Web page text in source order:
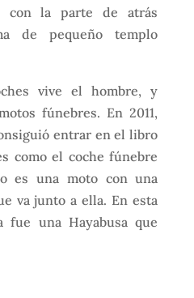
con la parte de atrás
de pequeño templo
vive el hombre, y
fúnebres. En 2011,
entrar en el libro
como el coche fúnebre
es una moto con una
va junto a ella. En esta
fue una Hayabusa que